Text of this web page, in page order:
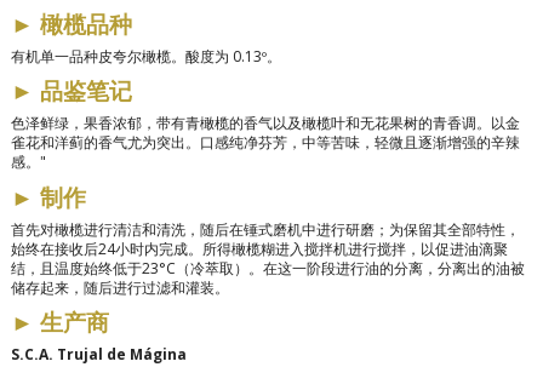
► 橄榄品种
有机单一品种皮夸尔橄榄。酸度为 0.13º。
► 品鉴笔记
色泽鲜绿，果香浓郁，带有青橄榄的香气以及橄榄叶和无花果树的青香调。以金
雀花和洋蓟的香气尤为突出。口感纯净芬芳，中等苦味，轻微且逐渐增强的辛辣
感。"
► 制作
首先对橄榄进行清洁和清洗，随后在锤式磨机中进行研磨；为保留其全部特性，
始终在接收后24小时内完成。所得橄榄糊进入搅拌机进行搅拌，以促进油滴聚
结，且温度始终低于23°C（冷萃取）。在这一阶段进行油的分离，分离出的油被
储存起来，随后进行过滤和灌装。
► 生产商
S.C.A. Trujal de Mágina